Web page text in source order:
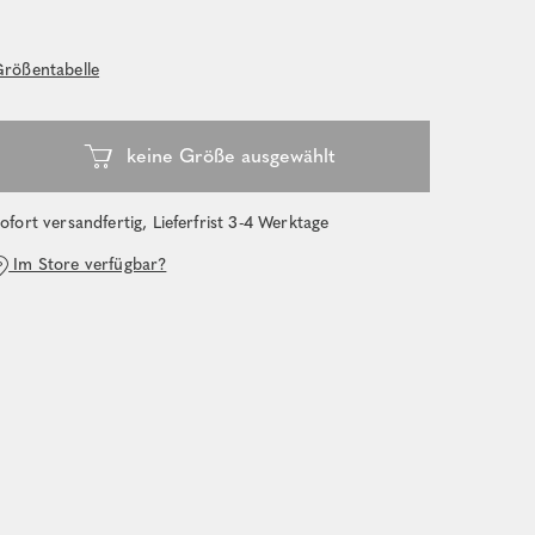
versandfertig, Lieferfrist 3-4 Werktage
Im Store verfügbar?